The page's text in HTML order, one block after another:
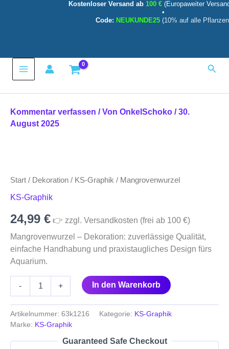
Kostenloser Versand ab 100 € (Europaweiter
•
Code: NEUKUNDE25 (10% auf alle
Main
Kommentar verfassen / Von OnkelSchoko /30.
August 2025
Start / Dekoration / KS-Graphik / Mangrovenwurzel
KS-Graphik
24,99 € 👉 zzgl. Versandkosten (frei ab 100 €)
Mangrovenwurzel – Dekoration: zuverlässige Qualität,
einfache Handhabung und praxistaugliches Design fürs
Aquarium.
- + In den Warenkorb
Artikelnummer: 63k1216 Kategorie: KS-Graphik
Marke: KS-Graphik
Guaranteed Safe Checkout